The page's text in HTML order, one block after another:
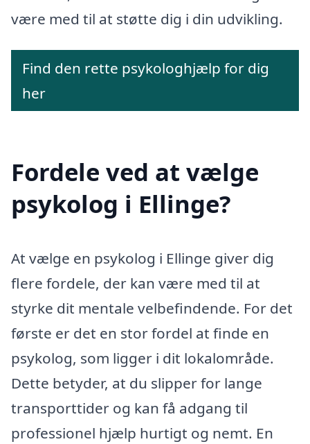
være med til at støtte dig i din udvikling.
Find den rette psykologhjælp for dig
her
Fordele ved at vælge
psykolog i Ellinge?
At vælge en psykolog i Ellinge giver dig
flere fordele, der kan være med til at
styrke dit mentale velbefindende. For det
første er det en stor fordel at finde en
psykolog, som ligger i dit lokalområde.
Dette betyder, at du slipper for lange
transporttider og kan få adgang til
professionel hjælp hurtigt og nemt. En